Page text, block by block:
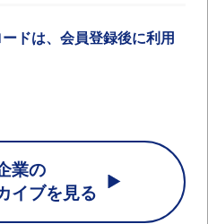
ドは、会員登録後に利用
業の
イブを見る